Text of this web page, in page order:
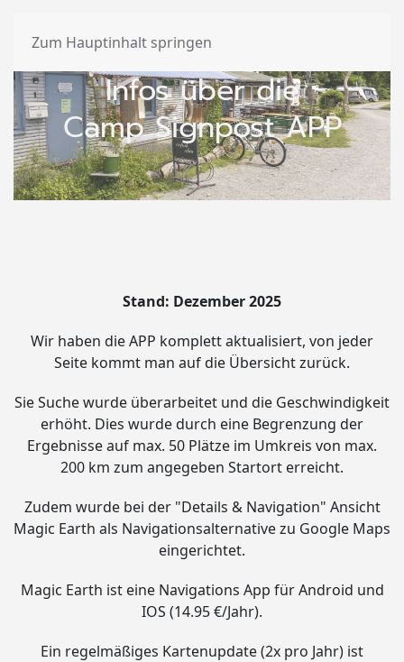
Zum Hauptinhalt springen
Infos über die
Camp Signpost APP
Stand: Dezember 2025
Wir haben die APP komplett aktualisiert, von jeder
Seite kommt man auf die Übersicht zurück.
Sie Suche wurde überarbeitet und die Geschwindigkeit
erhöht. Dies wurde durch eine Begrenzung der
Ergebnisse auf max. 50 Plätze im Umkreis von max.
200 km zum angegeben Startort erreicht.
Zudem wurde bei der "Details & Navigation" Ansicht
Magic Earth als Navigationsalternative zu Google Maps
eingerichtet.
Magic Earth ist eine Navigations App für Android und
IOS (14.95 €/Jahr).
Ein regelmäßiges Kartenupdate (2x pro Jahr) ist